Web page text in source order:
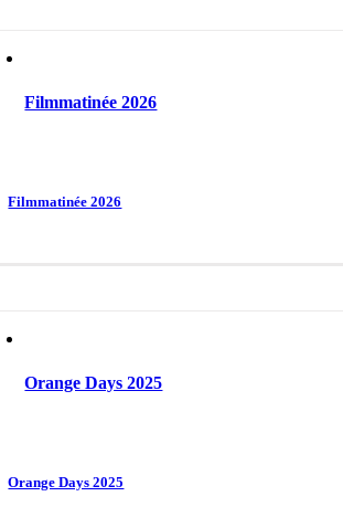
Filmmatinée 2026
Filmmatinée 2026
Orange Days 2025
Orange Days 2025